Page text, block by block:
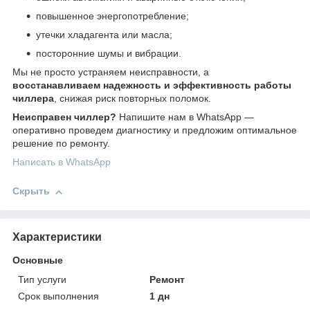
повышенное энергопотребление;
утечки хладагента или масла;
посторонние шумы и вибрации.
Мы не просто устраняем неисправности, а
восстанавливаем надежность и эффективность работы
чиллера, снижая риск повторных поломок.
Неисправен чиллер? Напишите нам в WhatsApp —
оперативно проведем диагностику и предложим оптимальное
решение по ремонту.
Написать в WhatsApp
Скрыть
Характеристики
Основные
Тип услуги
Ремонт
Срок выполнения
1 дн